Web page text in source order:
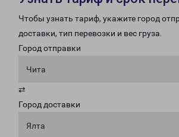
Чтобы узнать тариф, укажите город
доставки, тип перевозки и вес груза.
Город отправки
Чита
⇄
Город доставки
Ялта